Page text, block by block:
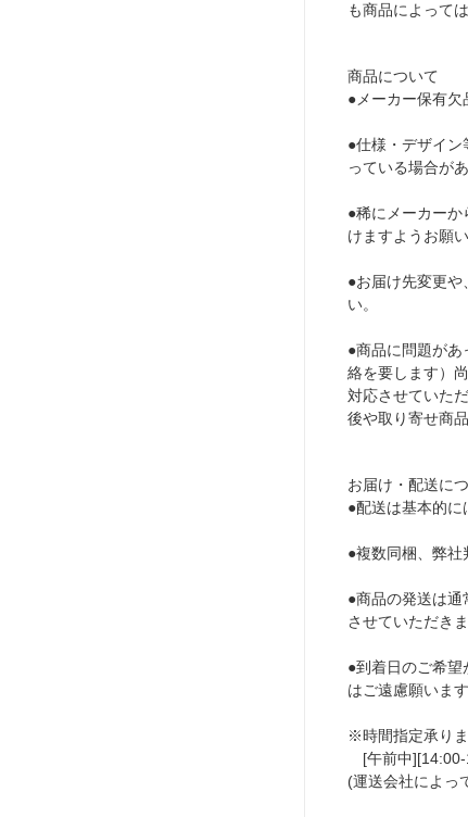
も商品によって
商品について
●メーカー保有欠
●仕様・デザイ
っている場合が
●稀にメーカー
けますようお願
●お届け先変更
い。
●商品に問題が
絡を要します）
対応させていた
後や取り寄せ商
お届け・配送に
●配送は基本的に
●複数同梱、弊社
●商品の発送は
させていただきま
●到着日のご希
はご遠慮願います
※時間指定承りま
[午前中][14:00-
(運送会社によっ